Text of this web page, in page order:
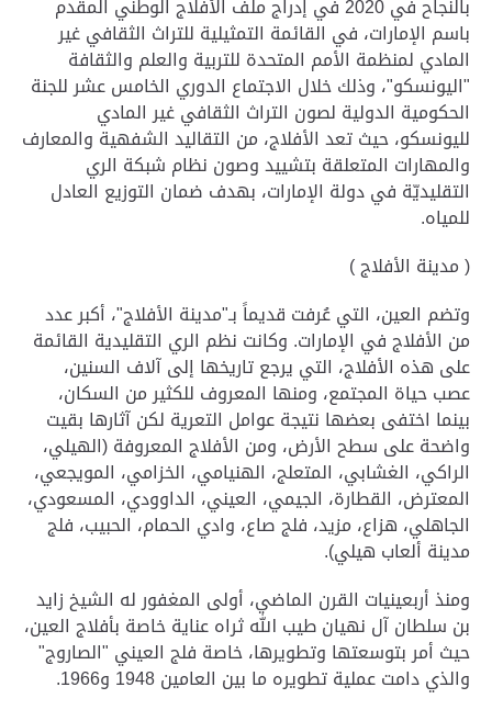
بالنجاح في 2020 في إدراج ملف الأفلاج الوطني المقدم
باسم الإمارات، في القائمة التمثيلية للتراث الثقافي غير
المادي لمنظمة الأمم المتحدة للتربية والعلم والثقافة
"اليونسكو"، وذلك خلال الاجتماع الدوري الخامس عشر للجنة
الحكومية الدولية لصون التراث الثقافي غير المادي
لليونسكو، حيث تعد الأفلاج، من التقاليد الشفهية والمعارف
والمهارات المتعلقة بتشييد وصون نظام شبكة الري
التقليديّة في دولة الإمارات، بهدف ضمان التوزيع العادل
للمياه.
( مدينة الأفلاج )
وتضم العين، التي عُرفت قديماً بـ"مدينة الأفلاج"، أكبر عدد
من الأفلاج في الإمارات. وكانت نظم الري التقليدية القائمة
على هذه الأفلاج، التي يرجع تاريخها إلى آلاف السنين،
عصب حياة المجتمع، ومنها المعروف للكثير من السكان،
بينما اختفى بعضها نتيجة عوامل التعرية لكن آثارها بقيت
واضحة على سطح الأرض، ومن الأفلاج المعروفة (الهيلي،
الراكي، الغشابي، المتعلج، الهنيامي، الخزامي، المويجعي،
المعترض، القطارة، الجيمي، العيني، الداوودي، المسعودي،
الجاهلي، هزاع، مزيد، فلج صاع، وادي الحمام، الحبيب، فلج
مدينة ألعاب هيلي).
ومنذ أربعينيات القرن الماضي، أولى المغفور له الشيخ زايد
بن سلطان آل نهيان طيب الله ثراه عناية خاصة بأفلاج العين،
حيث أمر بتوسعتها وتطويرها، خاصة فلج العيني "الصاروج"
والذي دامت عملية تطويره ما بين العامين 1948 و1966.